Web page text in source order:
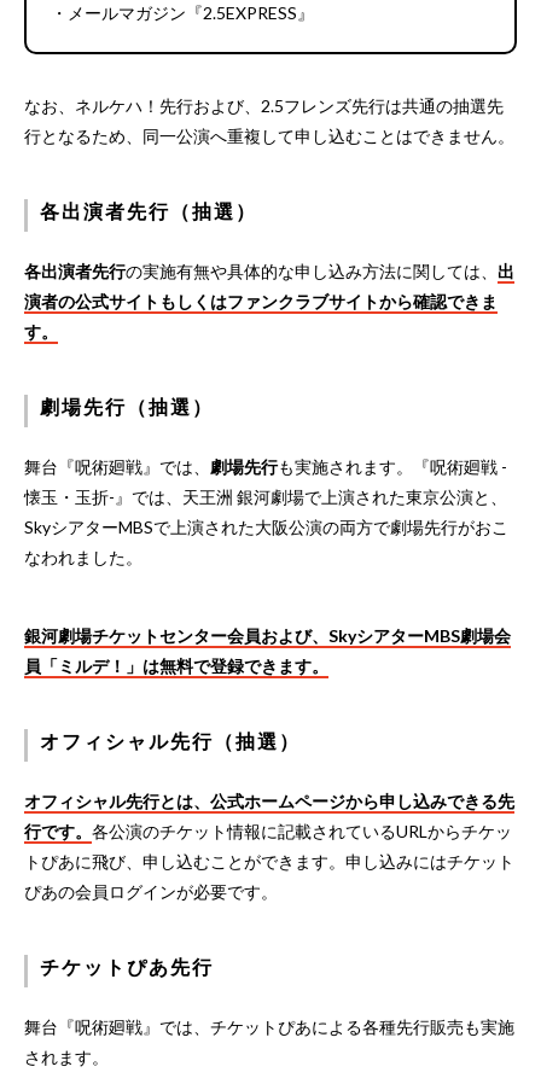
・メールマガジン『2.5EXPRESS』
なお、ネルケハ！先行および、2.5フレンズ先行は共通の抽選先
行となるため、同一公演へ重複して申し込むことはできません。
各出演者先行（抽選）
各出演者先行の実施有無や具体的な申し込み方法に関しては、 出
演者の公式サイトもしくはファンクラブサイトから確認できま
す。
劇場先行（抽選）
舞台『呪術廻戦』では、 劇場先行も実施されます。『呪術廻戦 -
懐玉・玉折-』では、天王洲 銀河劇場で上演された東京公演と、
SkyシアターMBSで上演された大阪公演の両方で劇場先行がおこ
なわれました。
銀河劇場チケットセンター会員および、SkyシアターMBS劇場会
員「ミルデ！」は無料で登録できます。
オフィシャル先行（抽選）
オフィシャル先行とは、公式ホームページから申し込みできる先
行です。 各公演のチケット情報に記載されているURLからチケッ
トぴあに飛び、申し込むことができます。申し込みにはチケット
ぴあの会員ログインが必要です。
チケットぴあ先行
舞台『呪術廻戦』では、チケットぴあによる各種先行販売も実施
されます。